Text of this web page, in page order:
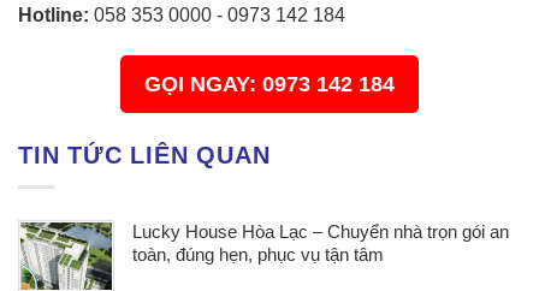
Hotline: 058 353 0000 - 0973 142 184
GỌI NGAY: 0973 142 184
TIN TỨC LIÊN QUAN
Lucky House Hòa Lạc – Chuyển nhà trọn gói an
toàn, đúng hẹn, phục vụ tận tâm